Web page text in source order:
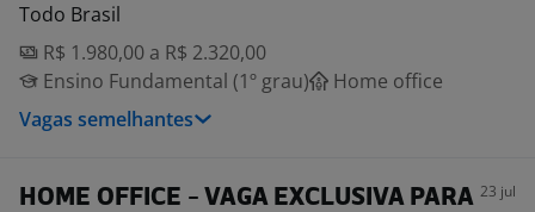
Todo Brasil
R$ 1.980,00 a R$ 2.320,00
Ensino Fundamental (1º grau)
Home office
Vagas semelhantes
HOME OFFICE - VAGA EXCLUSIVA PARA 23 jul